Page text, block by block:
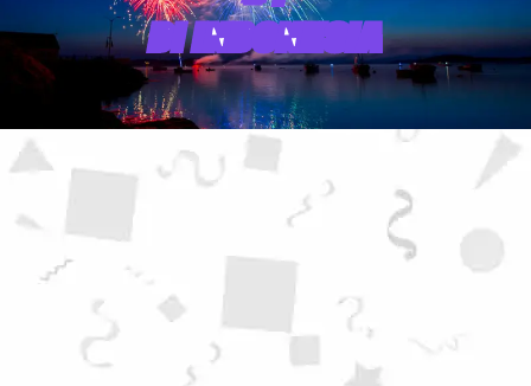
DI INDONESIA